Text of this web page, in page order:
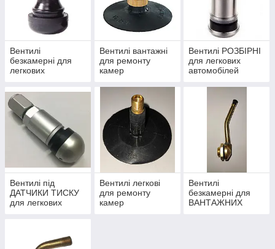
Вентилі
безкамерні для
легкових
Вентилі вантажні
для ремонту
камер
Вентилі РОЗБІРНІ
для легкових
автомобілей
Вентилі під
ДАТЧИКИ ТИСКУ
для легкових
Вентилі легкові
для ремонту
камер
Вентилі
безкамерні для
ВАНТАЖНИХ